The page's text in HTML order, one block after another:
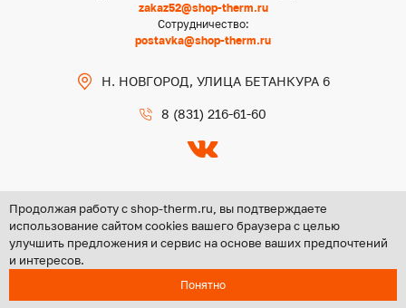
zakaz52@shop-therm.ru
Сотрудничество:
postavka@shop-therm.ru
Н. НОВГОРОД, УЛИЦА БЕТАНКУРА 6
8 (831) 216-61-60
Copyright @ 2026 ООО «ЦЕНТР ГРУПП НН»
Политика конфиденциальности
Продолжая работу с shop-therm.ru, вы подтверждаете
использование сайтом cookies вашего браузера с целью
улучшить предложения и сервис на основе ваших предпочтений
и интересов.
Понятно